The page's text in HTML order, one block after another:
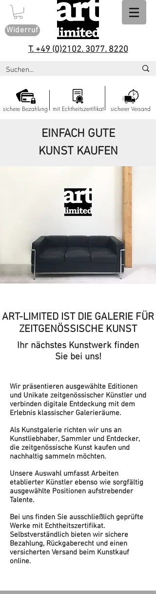
Widerruf
T. +49 (0)2102. 3077. 8220
sichere Bezahlung mit Echtheitszertifikat sicherer Versand
EINFACH GUTE
KUNST KAUFEN
ART-LIMITED IST DIE GALERIE FÜR
ZEITGENÖSSISCHE KUNST
Ihr nächstes Kunstwerk finden
Sie bei uns!
Wir präsentieren ausgewählte Editionen
und Unikate zeitgenössischer Künstler und
verbinden digitale Entdeckung mit dem
Erlebnis klassischer Galerieräume.
Als Kunstgalerie richten wir uns an
Kunstliebhaber, Sammler und Entdecker,
die zeitgenössische Kunst kaufen und
nachhaltig sammeln möchten.
Unsere Auswahl umfasst Arbeiten
etablierter Künstler ebenso wie sorgfältig
ausgewählte Positionen aufstrebender
Talente.
Bei uns finden Sie ausschließlich geprüfte
Werke mit Echtheitszertifikat.
Selbstverständlich bieten wir sichere
Bezahlung, Rückgaberecht und einen
versicherten Versand beim Kunstkauf
online.